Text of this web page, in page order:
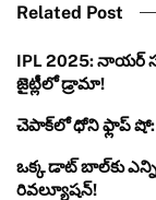
Related Post
IPL 2025: నాయర్
జైట్లీలో డ్రామా!
చెపాక్‌లో ధోని ఫ్లాప్
ఒక్క డాట్ బాల్‌కు
రివల్యూషన్!